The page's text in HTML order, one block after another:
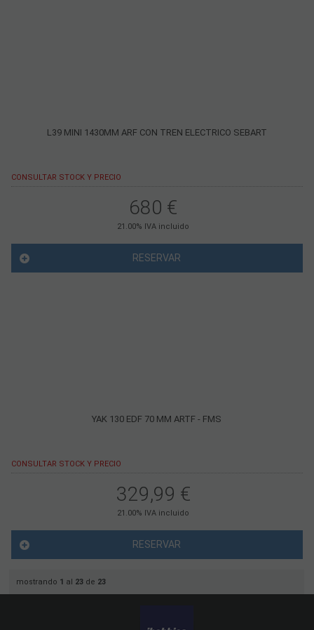
L39 MINI 1430MM ARF CON TREN ELECTRICO SEBART
CONSULTAR STOCK Y PRECIO
680 €
21.00% IVA incluido
RESERVAR
YAK 130 EDF 70 MM ARTF - FMS
CONSULTAR STOCK Y PRECIO
329,99 €
21.00% IVA incluido
RESERVAR
mostrando 1 al 23 de 23